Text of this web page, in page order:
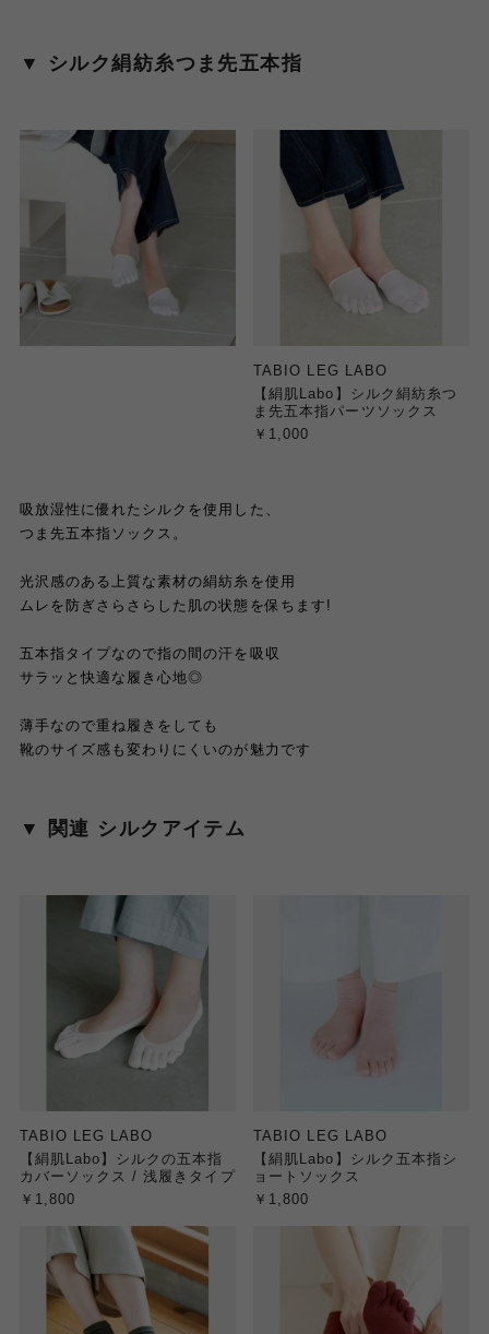
▼ シルク絹紡糸つま先五本指
TABIO LEG LABO
【絹肌Labo】シルク絹紡糸つ
ま先五本指パーツソックス
￥1,000
吸放湿性に優れたシルクを使用した、
つま先五本指ソックス。
光沢感のある上質な素材の絹紡糸を使用
ムレを防ぎさらさらした肌の状態を保ちます!
五本指タイプなので指の間の汗を吸収
サラッと快適な履き心地◎
薄手なので重ね履きをしても
靴のサイズ感も変わりにくいのが魅力です
▼ 関連 シルクアイテム
TABIO LEG LABO
【絹肌Labo】シルクの五本指
カバーソックス / 浅履きタイプ
￥1,800
TABIO LEG LABO
【絹肌Labo】シルク五本指シ
ョートソックス
￥1,800